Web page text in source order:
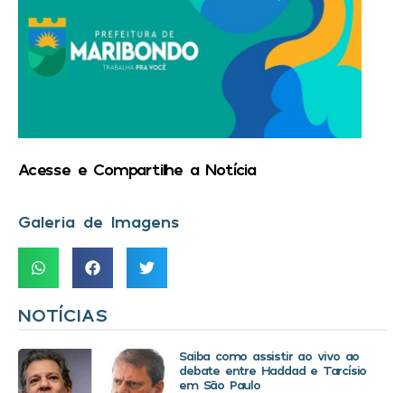
Acesse e Compartilhe a Notícia
Galeria de Imagens
NOTÍCIAS
Saiba como assistir ao vivo ao
debate entre Haddad e Tarcísio
em São Paulo